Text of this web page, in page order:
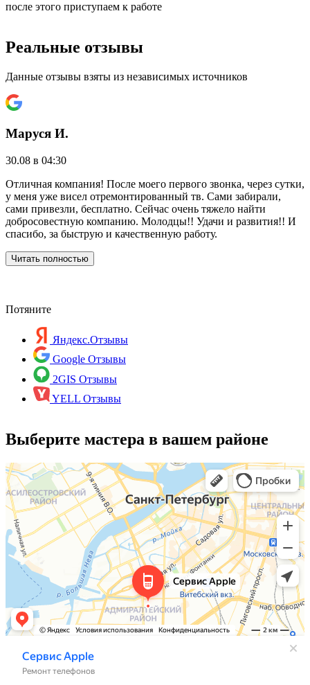
после этого приступаем к работе
Реальные отзывы
Данные отзывы взяты из независимых источников
Маруся И.
30.08 в 04:30
Отличная компания! После моего первого звонка, через сутки,
у меня уже висел отремонтированный тв. Сами забирали,
сами привезли, бесплатно. Сейчас очень тяжело найти
добросовестную компанию. Молодцы!! Удачи и развития!! И
спасибо, за быструю и качественную работу.
Читать полностью
Потяните
Яндекс.Отзывы
Google Отзывы
2GIS Отзывы
YELL Отзывы
Выберите мастера в вашем районе